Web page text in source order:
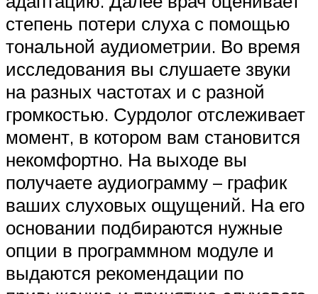
степень потери слуха с помощью
тональной аудиометрии. Во время
исследования вы слушаете звуки
на разных частотах и с разной
громкостью. Сурдолог отслеживает
момент, в котором вам становится
некомфортно. На выходе вы
получаете аудиограмму – график
ваших слуховых ощущений. На его
основании подбираются нужные
опции в программном модуле и
выдаются рекомендации по